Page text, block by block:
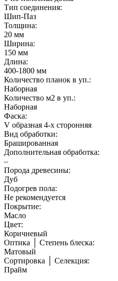
Тип соединения:
Шип-Паз
Толщина:
20 мм
Ширина:
150 мм
Длина:
400-1800 мм
Количество планок в уп.:
Наборная
Количество м2 в уп.:
Наборная
Фаска:
V образная 4-х сторонняя
Вид обработки:
Брашированная
Дополнительная обработка:
–
Порода древесины:
Дуб
Подогрев пола:
Не рекомендуется
Покрытие:
Масло
Цвет:
Коричневый
Оптика │ Степень блеска:
Матовый
Сортировка │ Селекция:
Прайм